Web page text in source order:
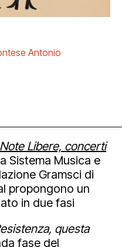
Antonio
Note Libere, concerti
Sistema Musica e
Gramsci di
propongono un
in due fasi
questa
fase del